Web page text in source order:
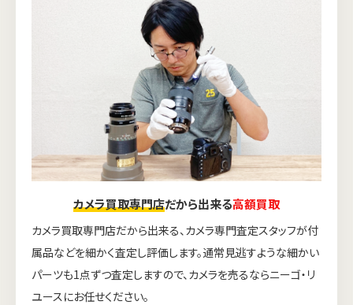
カメラ買取専門店だから出来る高額買取
カメラ買取専門店だから出来る、カメラ専門査定スタッフが付
属品などを細かく査定し評価します。通常見逃すような細かい
パーツも1点ずつ査定しますので、カメラを売るならニーゴ・リ
ユースにお任せください。